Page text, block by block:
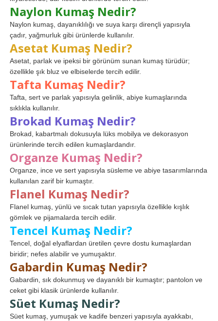
Naylon Kumaş Nedir?
Naylon kumaş, dayanıklılığı ve suya karşı dirençli yapısıyla
çadır, yağmurluk gibi ürünlerde kullanılır.
Asetat Kumaş Nedir?
Asetat, parlak ve ipeksi bir görünüm sunan kumaş türüdür;
özellikle şık bluz ve elbiselerde tercih edilir.
Tafta Kumaş Nedir?
Tafta, sert ve parlak yapısıyla gelinlik, abiye kumaşlarında
sıklıkla kullanılır.
Brokad Kumaş Nedir?
Brokad, kabartmalı dokusuyla lüks mobilya ve dekorasyon
ürünlerinde tercih edilen kumaşlardandır.
Organze Kumaş Nedir?
Organze, ince ve sert yapısıyla süsleme ve abiye tasarımlarında
kullanılan zarif bir kumaştır.
Flanel Kumaş Nedir?
Flanel kumaş, yünlü ve sıcak tutan yapısıyla özellikle kışlık
gömlek ve pijamalarda tercih edilir.
Tencel Kumaş Nedir?
Tencel, doğal elyaflardan üretilen çevre dostu kumaşlardan
biridir; nefes alabilir ve yumuşaktır.
Gabardin Kumaş Nedir?
Gabardin, sık dokunmuş ve dayanıklı bir kumaştır; pantolon ve
ceket gibi klasik ürünlerde kullanılır.
Süet Kumaş Nedir?
Süet kumaş, yumuşak ve kadife benzeri yapısıyla ayakkabı,